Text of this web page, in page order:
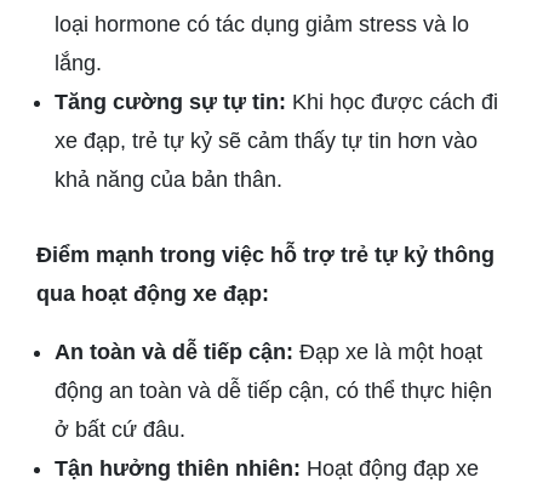
loại hormone có tác dụng giảm stress và lo
lắng.
Tăng cường sự tự tin: Khi học được cách đi
xe đạp, trẻ tự kỷ sẽ cảm thấy tự tin hơn vào
khả năng của bản thân.
Điểm mạnh trong việc hỗ trợ trẻ tự kỷ thông
qua hoạt động xe đạp:
An toàn và dễ tiếp cận: Đạp xe là một hoạt
động an toàn và dễ tiếp cận, có thể thực hiện
ở bất cứ đâu.
Tận hưởng thiên nhiên: Hoạt động đạp xe